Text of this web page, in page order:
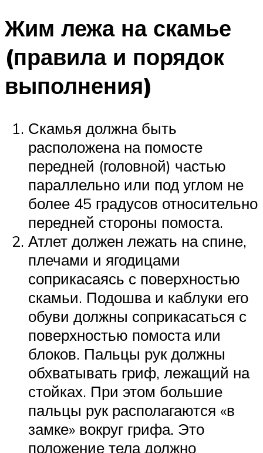
Жим лежа на скамье
(правила и порядок
выполнения)
Скамья должна быть
расположена на помосте
передней (головной) частью
параллельно или под углом не
более 45 градусов относительно
передней стороны помоста.
Атлет должен лежать на спине,
плечами и ягодицами
соприкасаясь с поверхностью
скамьи. Подошва и каблуки его
обуви должны соприкасаться с
поверхностью помоста или
блоков. Пальцы рук должны
обхватывать гриф, лежащий на
стойках. При этом большие
пальцы рук располагаются «в
замке» вокруг грифа. Это
положение тела должно